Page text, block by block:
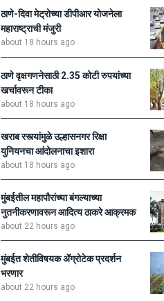
ठाणे-दिवा मेट्रोच्या डीपीआर योजनेला
महाराष्ट्राची मंजुरी
about 18 hours ago
ठाणे वृक्षगणनेसाठी 2.35 कोटी रुपयांच्या
खर्चावरून टीका
about 18 hours ago
खराब रस्त्यांमुळे उल्हासनगर रिक्षा
युनियनचा आंदोलनाचा इशारा
about 18 hours ago
मुंबईतील महापौरांच्या बंगल्याच्या
नुतनीकरणावरून आदित्य ठाकरे आक्रमक
about 22 hours ago
मुंबईत शेतीविषयक ॲॅग्रोटेक प्रदर्शन
भरणार
about 22 hours ago